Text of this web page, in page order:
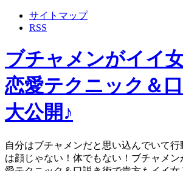
サイトマップ
RSS
ブチャメンがイイ
恋愛テクニック＆
大公開♪
自分はブチャメンだと思い込んでいて
は顔じゃない！体でもない！ブチャメ